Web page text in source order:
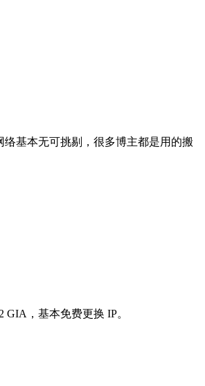
基本无可挑剔，很多博主都是用的搬
，基本免费更换 IP。